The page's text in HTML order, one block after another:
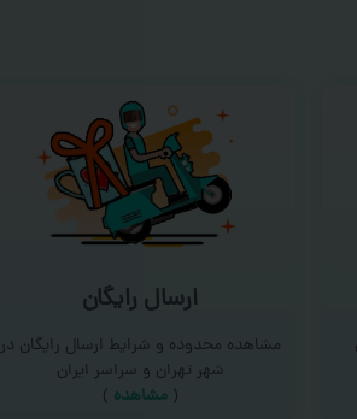
ارسال رایگان
مشاهده محدوده و شرایط ارسال رایگان در
شهر تهران و سراسر ایران
(مشاهده )